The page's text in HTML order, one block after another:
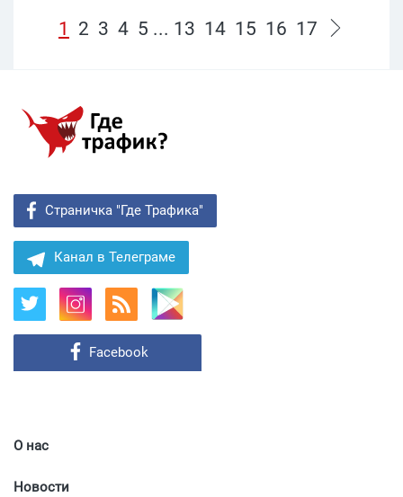
1 2 3 4 5 ... 13 14 15 16 17
Страничка "Где Трафика"
Канал в Телеграме
О нас
Новости
Facebook